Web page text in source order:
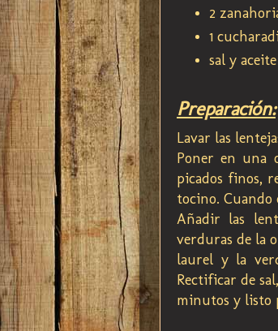
2
1
sal y
Preparación:
Lavar las
Poner en una
picados finos,
tocino. Cuando
Añadir las
verduras de la
laurel y la
Rectificar de
minutos y listo